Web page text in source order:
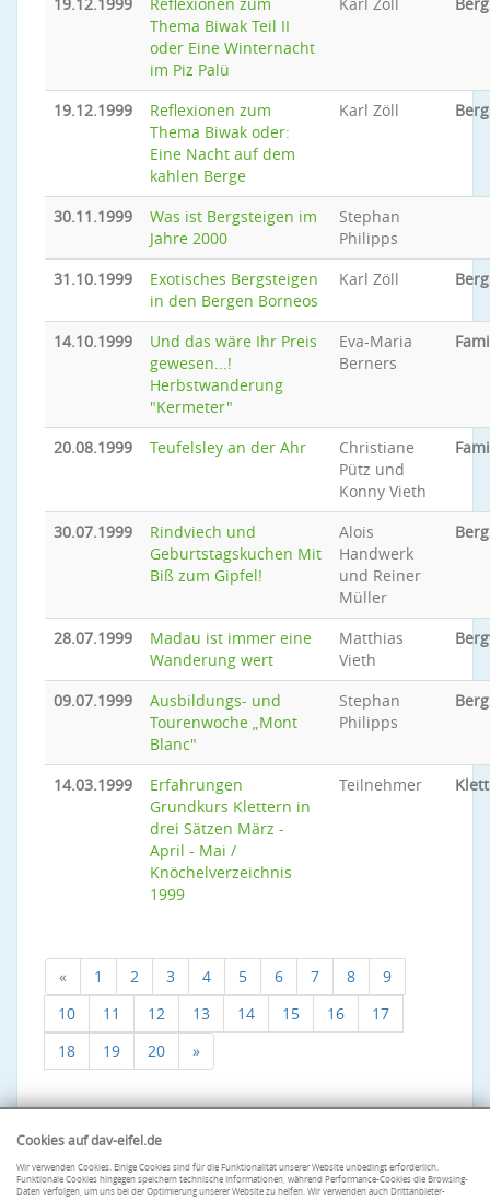
Thema Biwak Teil II
oder Eine Winternacht
im Piz Palü
19.12.1999
Reflexionen zum
Thema Biwak oder:
Eine Nacht auf dem
kahlen Berge
Karl Zöll
30.11.1999
Was ist Bergsteigen im
Jahre 2000
Stephan
Philipps
31.10.1999
Exotisches Bergsteigen
in den Bergen Borneos
Karl Zöll
14.10.1999
Und das wäre Ihr Preis
gewesen...!
Herbstwanderung
"Kermeter"
Eva-Maria
Berners
20.08.1999 Teufelsley an der Ahr
Christiane
Pütz und
Konny Vieth
30.07.1999
Rindviech und
Geburtstagskuchen Mit
Biß zum Gipfel!
Alois
Handwerk
und Reiner
Müller
28.07.1999
Madau ist immer eine
Wanderung wert
Matthias
Vieth
09.07.1999
Ausbildungs- und
Tourenwoche „Mont
Blanc"
Stephan
Philipps
14.03.1999
Erfahrungen
Grundkurs Klettern in
drei Sätzen März -
April - Mai /
Knöchelverzeichnis
1999
Teilnehmer
« 1 2 3 4 5 6 7 8
9
10
11 12 13 14 15 16
17
18
19 20 »
Cookies auf dav-eifel.de
Wir verwenden Cookies. Einige Cookies sind für die Funktionalität unserer Website unbedingt erforderlich.
Funktionale Cookies hingegen speichern technische Informationen, während Performance-Cookies die Browsing-
Daten verfolgen, um uns bei der Optimierung unserer Website zu helfen. Wir verwenden auch Drittanbieter-